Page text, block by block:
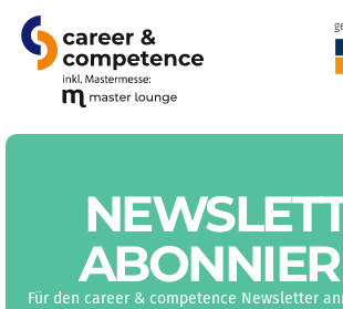
Für den career & competence Newsletter